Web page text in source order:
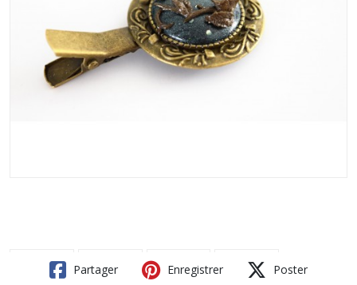
Partager Enregistrer Poster